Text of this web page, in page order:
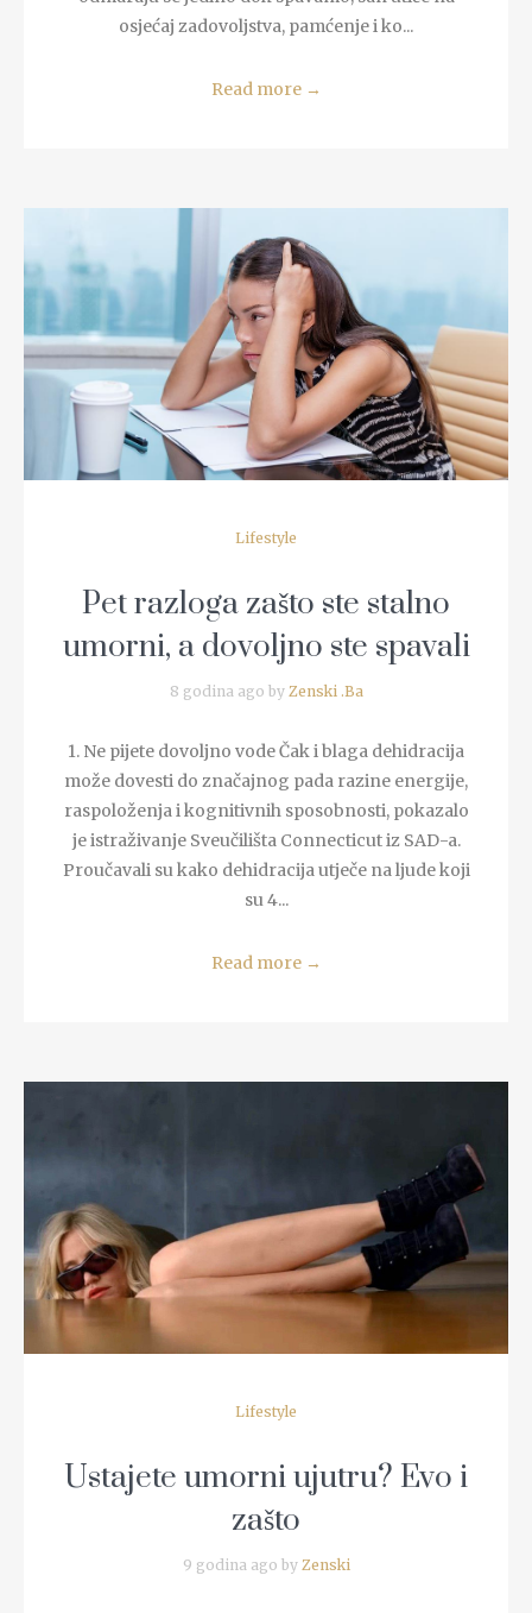
osjećaj zadovoljstva, pamćenje i ko...
Read more →
READ MORE
Lifestyle
Pet razloga zašto ste stalno
umorni, a dovoljno ste spavali
8 godina ago by Zenski .Ba
1. Ne pijete dovoljno vode Čak i blaga dehidracija
može dovesti do značajnog pada razine energije,
raspoloženja i kognitivnih sposobnosti, pokazalo
je istraživanje Sveučilišta Connecticut iz SAD-a.
Proučavali su kako dehidracija utječe na ljude koji
su 4...
Read more →
READ MORE
Lifestyle
Ustajete umorni ujutru? Evo i
zašto
9 godina ago by Zenski